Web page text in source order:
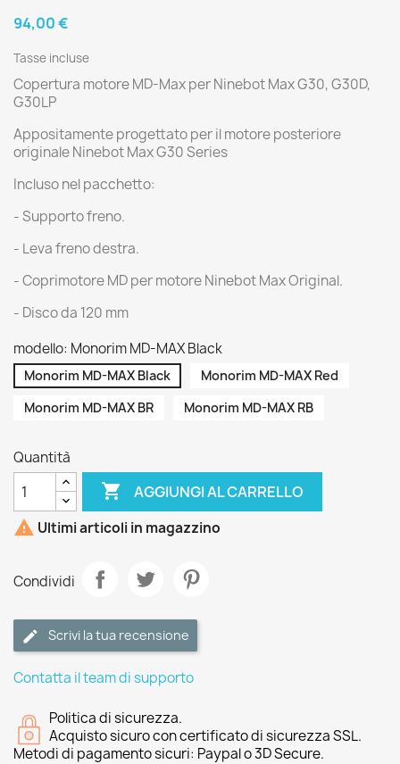
94,00 €
Tasse incluse
Copertura motore MD-Max per Ninebot Max G30, G30D,
G30LP
Appositamente progettato per il motore posteriore
originale Ninebot Max G30 Series
Incluso nel pacchetto:
- Supporto freno.
- Leva freno destra.
- Coprimotore MD per motore Ninebot Max Original.
- Disco da 120 mm
modello: Monorim MD-MAX Black
Monorim MD-MAX Black
Monorim MD-MAX Red
Monorim MD-MAX BR
Monorim MD-MAX RB
Quantità
 AGGIUNGI AL CARRELLO
 Ultimi articoli in magazzino
Condividi
Scrivi la tua recensione
Contatta il team di supporto
Politica di sicurezza.
Acquisto sicuro con certificato di sicurezza SSL.
Metodi di pagamento sicuri: Paypal o 3D Secure.